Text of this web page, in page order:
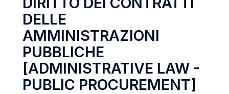
DELLE
AMMINISTRAZIONI
PUBBLICHE
[ADMINISTRATIVE LAW -
PUBLIC PROCUREMENT]